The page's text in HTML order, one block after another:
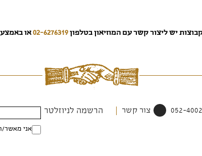
יש ליצור קשר עם המוזיאון בטלפון02-6276319או
צור קשר הרשמה לניוזלטר
אני